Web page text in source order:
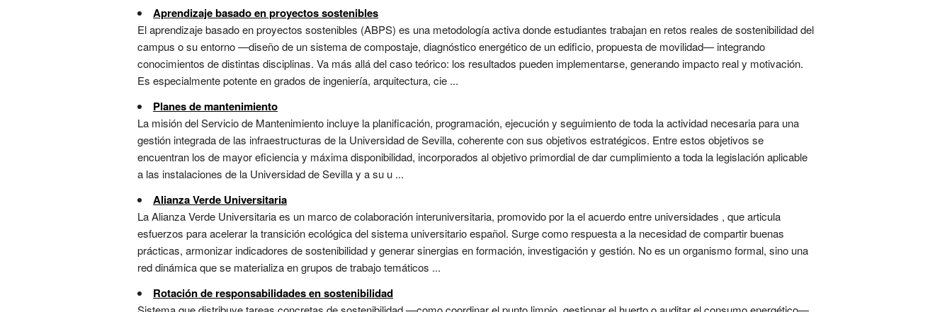
Aprendizaje basado en proyectos sostenibles
El aprendizaje basado en proyectos sostenibles (ABPS) es una metodología activa donde estudiantes trabajan en retos reales de sostenibilidad del
campus o su entorno —diseño de un sistema de compostaje, diagnóstico energético de un edificio, propuesta de movilidad— integrando
conocimientos de distintas disciplinas. Va más allá del caso teórico: los resultados pueden implementarse, generando impacto real y motivación.
Es especialmente potente en grados de ingeniería, arquitectura, cie ...
Planes de mantenimiento
La misión del Servicio de Mantenimiento incluye la planificación, programación, ejecución y seguimiento de toda la actividad necesaria para una
gestión integrada de las infraestructuras de la Universidad de Sevilla, coherente con sus objetivos estratégicos. Entre estos objetivos se
encuentran los de mayor eficiencia y máxima disponibilidad, incorporados al objetivo primordial de dar cumplimiento a toda la legislación aplicable
a las instalaciones de la Universidad de Sevilla y a su u ...
Alianza Verde Universitaria
La Alianza Verde Universitaria es un marco de colaboración interuniversitaria, promovido por la el acuerdo entre universidades , que articula
esfuerzos para acelerar la transición ecológica del sistema universitario español. Surge como respuesta a la necesidad de compartir buenas
prácticas, armonizar indicadores de sostenibilidad y generar sinergias en formación, investigación y gestión. No es un organismo formal, sino una
red dinámica que se materializa en grupos de trabajo temáticos ...
Rotación de responsabilidades en sostenibilidad